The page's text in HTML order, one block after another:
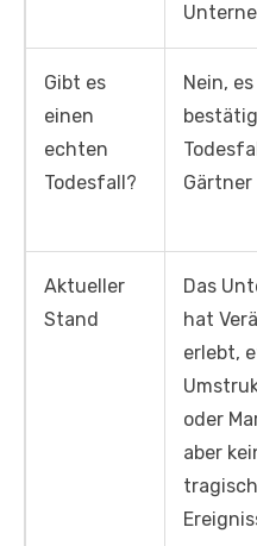
Gibt es
einen
echten
Todesfall?
Nein,
Gärtner
Aktueller
Stand
Das
hat
erlebt,
oder
aber